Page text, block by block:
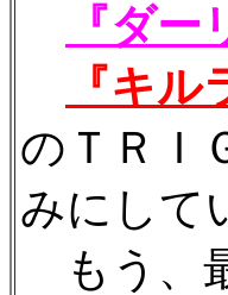
『ダ
『キル
のＴＲＩ
みにして
もう、